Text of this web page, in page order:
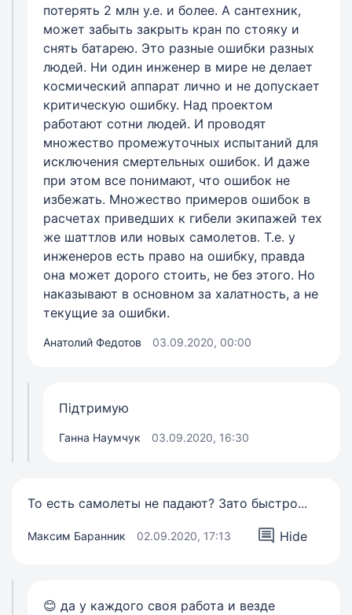
потерять 2 млн у.е. и более. А сантехник,
может забыть закрыть кран по стояку и
снять батарею. Это разные ошибки разных
людей. Ни один инженер в мире не делает
космический аппарат лично и не допускает
критическую ошибку. Над проектом
работают сотни людей. И проводят
множество промежуточных испытаний для
исключения смертельных ошибок. И даже
при этом все понимают, что ошибок не
избежать. Множество примеров ошибок в
расчетах приведших к гибели экипажей тех
же шаттлов или новых самолетов. Т.е. у
инженеров есть право на ошибку, правда
она может дорого стоить, не без этого. Но
наказывают в основном за халатность, а не
текущие за ошибки.
Анатолий Федотов 03.09.2020, 00:00
Підтримую
Ганна Наумчук 03.09.2020, 16:30
То есть самолеты не падают? Зато быстро...
Максим Баранник 02.09.2020, 17:13 Hide
😊 да у каждого своя работа и везде